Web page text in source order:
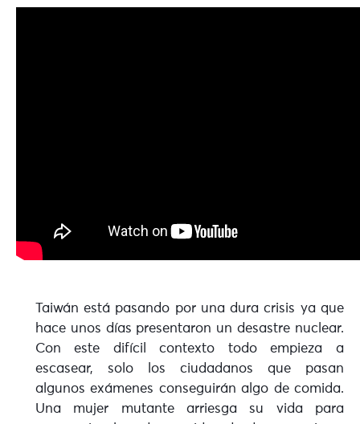
Taiwán está pasando por una dura crisis ya que
hace unos días presentaron un desastre nuclear.
Con este difícil contexto todo empieza a
escasear, solo los ciudadanos que pasan
algunos exámenes conseguirán algo de comida.
Una mujer mutante arriesga su vida para